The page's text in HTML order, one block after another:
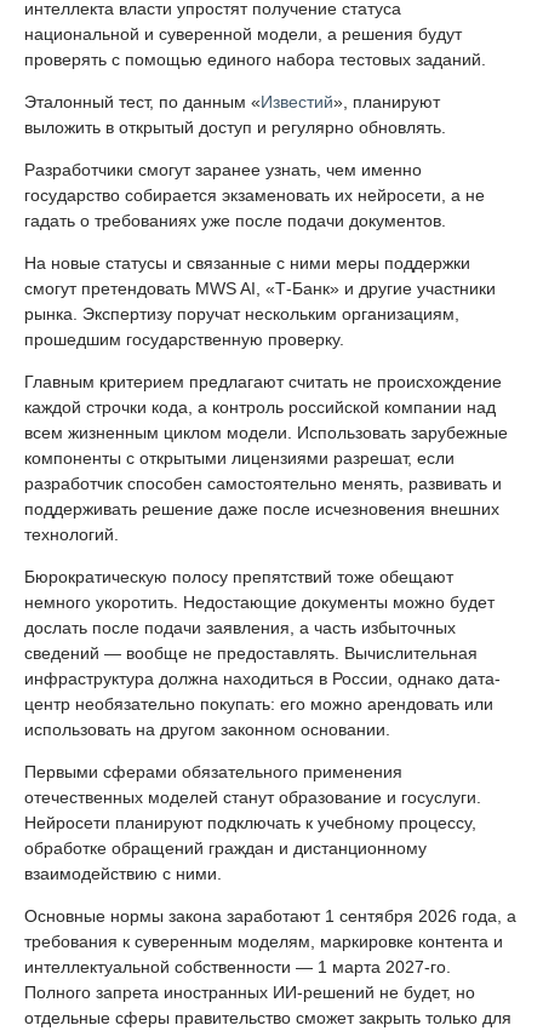
интеллекта власти упростят получение статуса
национальной и суверенной модели, а решения будут
проверять с помощью единого набора тестовых заданий.
Эталонный тест, по данным «Известий», планируют
выложить в открытый доступ и регулярно обновлять.
Разработчики смогут заранее узнать, чем именно
государство собирается экзаменовать их нейросети, а не
гадать о требованиях уже после подачи документов.
На новые статусы и связанные с ними меры поддержки
смогут претендовать MWS AI, «Т-Банк» и другие участники
рынка. Экспертизу поручат нескольким организациям,
прошедшим государственную проверку.
Главным критерием предлагают считать не происхождение
каждой строчки кода, а контроль российской компании над
всем жизненным циклом модели. Использовать зарубежные
компоненты с открытыми лицензиями разрешат, если
разработчик способен самостоятельно менять, развивать и
поддерживать решение даже после исчезновения внешних
технологий.
Бюрократическую полосу препятствий тоже обещают
немного укоротить. Недостающие документы можно будет
дослать после подачи заявления, а часть избыточных
сведений — вообще не предоставлять. Вычислительная
инфраструктура должна находиться в России, однако дата-
центр необязательно покупать: его можно арендовать или
использовать на другом законном основании.
Первыми сферами обязательного применения
отечественных моделей станут образование и госуслуги.
Нейросети планируют подключать к учебному процессу,
обработке обращений граждан и дистанционному
взаимодействию с ними.
Основные нормы закона заработают 1 сентября 2026 года, а
требования к суверенным моделям, маркировке контента и
интеллектуальной собственности — 1 марта 2027-го.
Полного запрета иностранных ИИ-решений не будет, но
отдельные сферы правительство сможет закрыть только для